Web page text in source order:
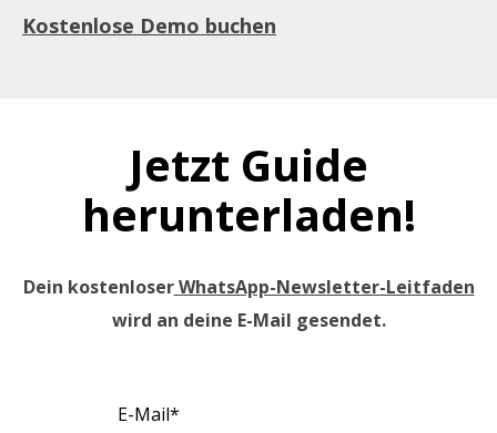
Kostenlose Demo buchen
Jetzt Guide
herunterladen!
Dein kostenloserWhatsApp-Newsletter-Leitfaden
wird an deine E-Mail gesendet.
E-Mail*